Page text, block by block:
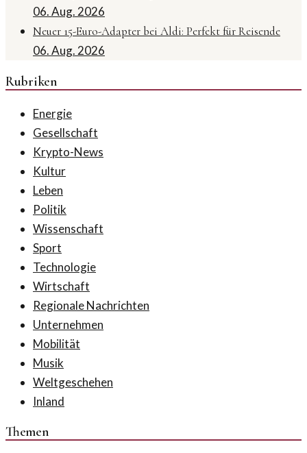
06. Aug. 2026
Neuer 15-Euro-Adapter bei Aldi: Perfekt für Reisende
06. Aug. 2026
Rubriken
Energie
Gesellschaft
Krypto-News
Kultur
Leben
Politik
Wissenschaft
Sport
Technologie
Wirtschaft
Regionale Nachrichten
Unternehmen
Mobilität
Musik
Weltgeschehen
Inland
Themen